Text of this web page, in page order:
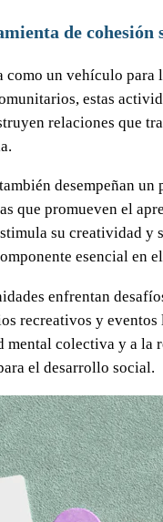
de cohesión
como un vehículo
estas
relaciones que
desempeñan
que promueven el
su creatividad y
esencial en
enfrentan
recreativos y
mental colectiva y a la
el desarrollo social.